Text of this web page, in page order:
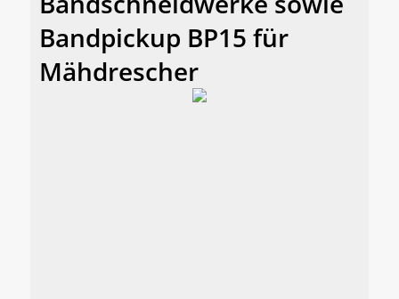
Bandpickup BP15 für
Mähdrescher